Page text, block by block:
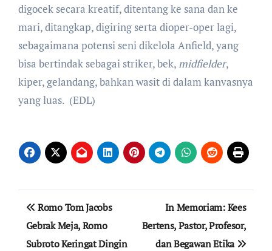
digocek secara kreatif, ditentang ke sana dan ke
mari, ditangkap, digiring serta dioper-oper lagi,
sebagaimana potensi seni dikelola Anfield, yang
bisa bertindak sebagai striker, bek,midfielder,
kiper, gelandang, bahkan wasit di dalam kanvasnya
yang luas. (EDL)
Post
navigation
Romo Tom Jacobs
Gebrak Meja, Romo
Subroto Keringat Dingin
In Memoriam: Kees
Bertens, Pastor, Profesor,
dan Begawan Etika